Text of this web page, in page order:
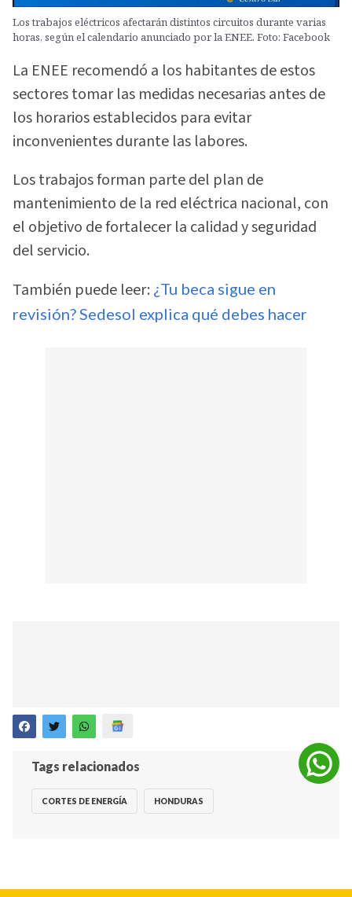
Los trabajos eléctricos afectarán distintos circuitos durante varias
horas, según el calendario anunciado por la ENEE. Foto: Facebook
La ENEE recomendó a los habitantes de estos
sectores tomar las medidas necesarias antes de
los horarios establecidos para evitar
inconvenientes durante las labores.
Los trabajos forman parte del plan de
mantenimiento de la red eléctrica nacional, con
el objetivo de fortalecer la calidad y seguridad
del servicio.
También puede leer: ¿Tu beca sigue en
revisión? Sedesol explica qué debes hacer
Tags relacionados
CORTES DE ENERGÍA HONDURAS